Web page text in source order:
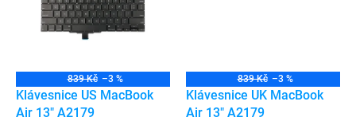
839 Kč –3 %
Klávesnice US MacBook
Air 13" A2179
839 Kč –3 %
Klávesnice UK MacBook
Air 13" A2179